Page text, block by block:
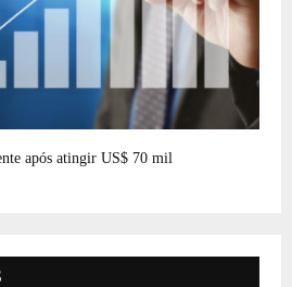
após atingir US$ 70 mil